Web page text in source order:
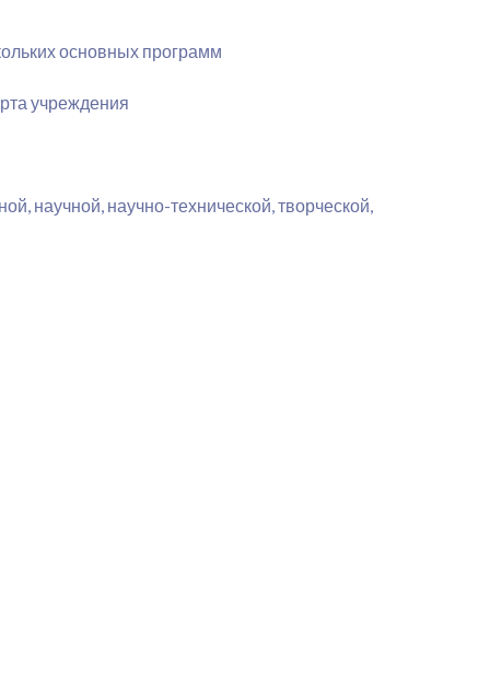
основных программ
учреждения
научной, научно-технической, творческой,